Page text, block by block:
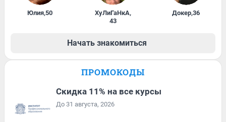
Юлия,50 ХуЛиГаНкА,
43
Докер,36
Начать знакомиться
ПРОМОКОДЫ
Скидка 11% на все курсы
До 31 августа, 2026